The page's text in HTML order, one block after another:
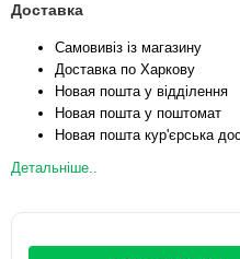
Доставка
Самовивіз із магазину
Доставка по Харкову
Новая пошта у відділення
Новая пошта у поштомат
Новая пошта кур'єрська
Детальніше..